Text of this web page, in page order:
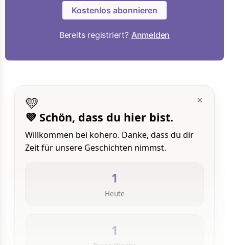
Kostenlos abonnieren
Bereits registriert? Anmelden
×
💛
💜 Schön, dass du hier bist.
Willkommen bei kohero. Danke, dass du dir
Zeit für unsere Geschichten nimmst.
1
Heute
1